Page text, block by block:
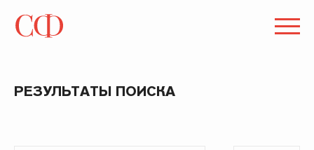
РЕЗУЛЬТАТЫ ПОИСКА